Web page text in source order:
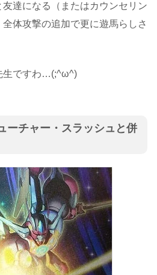
達になる（またはカウンセリン
体攻撃の追加で更に遊馬らしさ
生ですわ…(;^ω^)
ーチャー・スラッシュと併